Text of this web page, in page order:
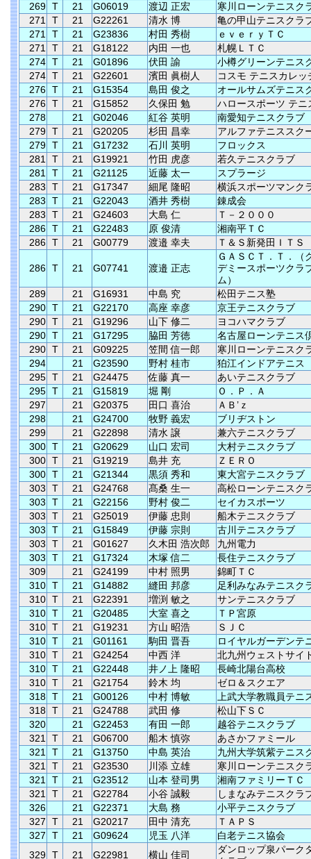
269 T 21 G06019 渡辺 正宏
寒川ローンテニスク
271
T 21 G22261 清水 博
亀の甲山テニスクラ
271
T 21 G23836 村田 秀樹
ｅｖｅｒｙＴＣ
271
T 21 G18122 内田 一也
札幌ＬＴＣ
274 T 21 G01896 伏田 諭
小樽グリーンテニス
274 T 21 G22601 濱田 眞樹人
コスモ テニスカレッ
276 T 21 G15354 島田 俊之
オールサムズテニス
276 T 21 G15852 久保田 勉
ハロースポーツ テニ
278
21 G02046 紅谷 英明
南愛知テニスクラブ
279 T 21 G20205 杉田 昌幸
アルファテニススク
279 T 21 G17232 石川 英明
フロックス
281
T 21 G19921 竹田 虎彦
若久テニスクラブ
281
T 21 G21125 近藤 太一
スプラージ
283
T 21 G17347 細尾 隆昭
横浜スポーツマンク
283
T 21 G22043 酒井 秀樹
錬成会
283
T 21 G24603 大島 仁
Ｔ－２０００
286 T 21 G22483 原 俊清
湘南平ＴＣ
286 T 21 G00779 渡邉 幸夫 Ｔ＆Ｓ新発田ＩＴＳ
286 T 21 G07741 渡邉 正志
ＧＡＳＣＴ．Ｔ．（
デミースポーツクラ
ム）
289
21 G16931 中島 究
松田テニス塾
290 T 21 G22170 高座 幸彦
京王テニスクラブ
290 T 21 G19296 山下 修二
ヨコハマクラブ
290 T 21 G17295 脇田 芳徳
名古屋ローンテニス
290 T 21 G09225 笠間 信一郎
寒川ローンテニスク
294
21 G23590 野村 桂市
狛江インドアテニス
295 T 21 G24475 佐藤 真一
あいテニスクラブ
295 T 21 G15819 堀 剛
Ｏ．Ｐ．Ａ
297
21 G20375 田口 喜治
ＡＢ’ｚ
298
21 G24700 牧野 義宏
ブリヂストン
299
21 G22898 清水 譲
兼六テニスクラブ
300 T 21 G20629 山口 宏司
大村テニスクラブ
300 T 21 G19219 島井 充
ＺＥＲＯ
300 T 21 G21344 黒須 秀和
東大宮テニスクラブ
303
T 21 G24768 髙桑 生一
高松ローンテニスク
303
T 21 G22156 野村 俊二
セイカスポーツ
303
T 21 G25019 伊藤 忠則
船木テニスクラブ
303
T 21 G15849 伊藤 宗則
古川テニスクラブ
303
T 21 G01627 久木田 浩次郎
九州電力
303
T 21 G17324 木塚 信二
長住テニスクラブ
309
21 G24199 中村 照男
錦町ＴＣ
310 T 21 G14882 縫田 邦彦
足利みなみテニスク
310 T 21 G22391 増渕 敏之
サンテニスクラブ
310 T 21 G20485 大室 喜之
ＴＰ宮原
310 T 21 G19231 方山 昭浩
ＳＪＣ
310 T 21 G01161 駒田 晋吾
ロイヤルガーデンテ
310 T 21 G24254 中西 洋
北九州ウェストサイ
310 T 21 G22448 井ノ上 隆昭
長崎北陽台高校
310 T 21 G21754 鈴木 均
ゼロ＆スクエア
318 T 21 G00126 中村 博敏
上武大学教職員テニ
318 T 21 G24788 武田 修
松山下ＳＣ
320
21 G22453 有田 一郎
越谷テニスクラブ
321
T 21 G06700 船木 慎弥
あさかファミール
321
T 21 G13750 中島 英治
九州大学筑紫テニス
321
T 21 G23530 川添 立雄
寒川ローンテニスク
321
T 21 G23512 山本 登司男
湘南ファミリーＴＣ
321
T 21 G22784 小谷 誠毅
しまなみテニスクラ
326
21 G22371 大島 務
小平テニスクラブ
327
T 21 G20217 田中 清充
ＴＡＰＳ
327
T 21 G09624 児玉 八洋
白老テニス協会
329 T 21 G22981 横山 佳司
ダンロップ泉パーク